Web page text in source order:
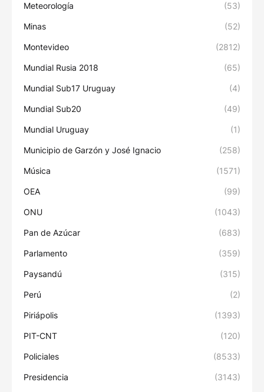
Meteorología (53)
Minas (52)
Montevideo (2812)
Mundial Rusia 2018 (65)
Mundial Sub17 Uruguay (4)
Mundial Sub20 (49)
Mundial Uruguay (1)
Municipio de Garzón y José Ignacio (258)
Música (1571)
OEA (99)
ONU (1043)
Pan de Azúcar (683)
Parlamento (359)
Paysandú (315)
Perú (2)
Piriápolis (1393)
PIT-CNT (120)
Policiales (8533)
Presidencia (3143)